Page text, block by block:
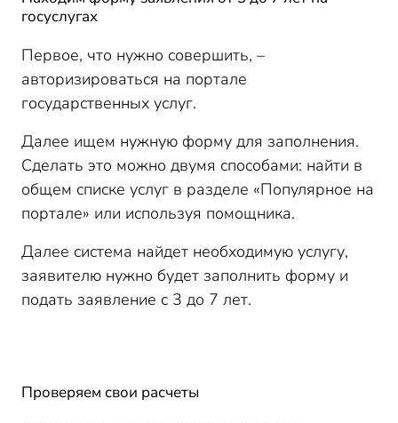
госуслугах
Первое, что нужно совершить, –
авторизироваться на портале
государственных услуг.
Далее ищем нужную форму для заполнения.
Сделать это можно двумя способами: найти в
общем списке услуг в разделе «Популярное на
портале» или используя помощника.
Далее система найдет необходимую услугу,
заявителю нужно будет заполнить форму и
подать заявление с 3 до 7 лет.
Проверяем свои расчеты